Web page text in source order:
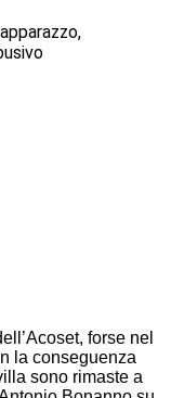
forse nel
la conseguenza
sono rimaste a